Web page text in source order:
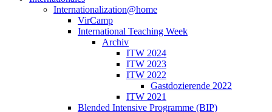
Internationalization@home
VirCamp
International Teaching Week
Archiv
ITW 2024
ITW 2023
ITW 2022
Gastdozierende 2022
ITW 2021
Blended Intensive Programme (BIP)